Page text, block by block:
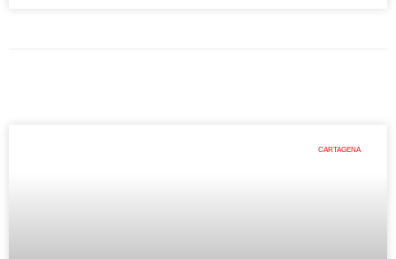
CARTAGENA